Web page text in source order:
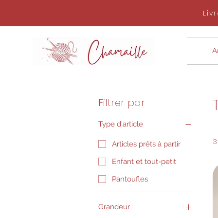
Filtrer par
Type d'article
Articles prêts à partir
Enfant et tout-petit
Pantoufles
Grandeur